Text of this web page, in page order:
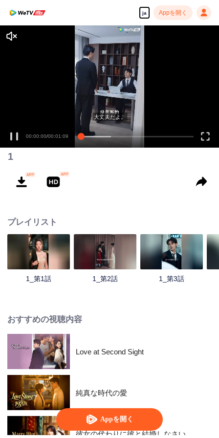
ja Appを開く
Appを開く
00:00:00/00:01:09
大丈夫だよ。
1
プレイリスト
1_第1話 1_第2話 1_第3話
おすすめの視聴内容
Love at Second Sight
純真な時代の愛
彼女の代わりに彼と結婚しなさい